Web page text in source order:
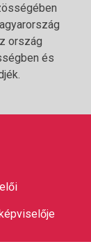
ország
és